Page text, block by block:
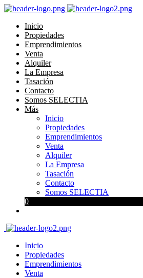
Inicio
Propiedades
Emprendimientos
Venta
Alquiler
La Empresa
Tasación
Contacto
Somos SELECTIA
Más
Inicio
Propiedades
Emprendimientos
Venta
Alquiler
La Empresa
Tasación
Contacto
Somos SELECTIA
0
Inicio
Propiedades
Emprendimientos
Venta